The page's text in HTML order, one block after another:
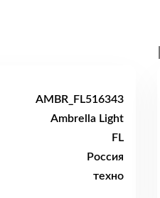
AMBR_FL516343
Ambrella Light
FL
Россия
техно